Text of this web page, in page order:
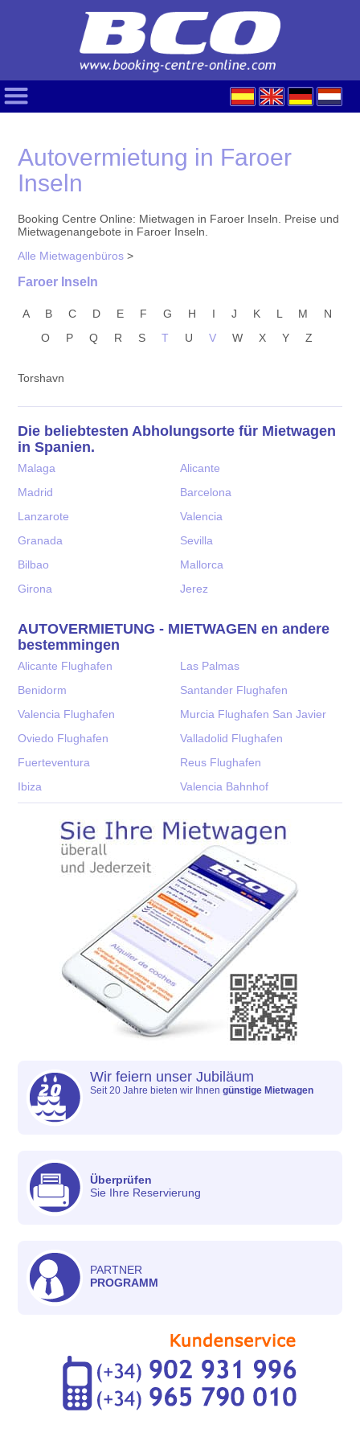
Autovermietung in Faroer
Inseln
Booking Centre Online: Mietwagen in Faroer Inseln. Preise und
Mietwagenangebote in Faroer Inseln.
Alle Mietwagenbüros >
Faroer Inseln
A B C D E F G H I J K L M
N
O
P Q R S T U V W X Y Z
Torshavn
Die beliebtesten Abholungsorte für Mietwagen
in Spanien.
Malaga
Alicante
Madrid
Barcelona
Lanzarote
Valencia
Granada
Sevilla
Bilbao
Mallorca
Girona
Jerez
AUTOVERMIETUNG - MIETWAGEN en andere
bestemmingen
Alicante Flughafen
Las Palmas
Benidorm
Santander Flughafen
Valencia Flughafen
Murcia Flughafen San Javier
Oviedo Flughafen
Valladolid Flughafen
Fuerteventura
Reus Flughafen
Ibiza
Valencia Bahnhof
Wir feiern unser Jubiläum
Seit 20 Jahre bieten wir Ihnengünstige Mietwagen
Überprüfen
Sie Ihre Reservierung
PARTNER
PROGRAMM